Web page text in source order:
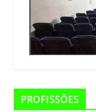
PROFISSÕES